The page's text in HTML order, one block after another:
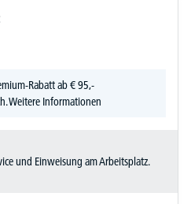
Rabatt ab € 95,-
Weitere Informationen
und Einweisung am Arbeitsplatz.